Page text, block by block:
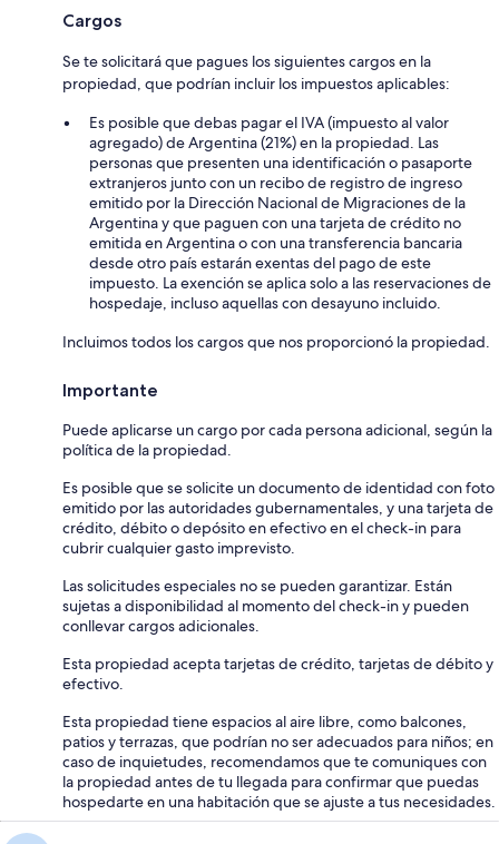
Cargos
Se te solicitará que pagues los siguientes cargos en la
propiedad, que podrían incluir los impuestos aplicables:
Es posible que debas pagar el IVA (impuesto al valor
agregado) de Argentina (21%) en la propiedad. Las
personas que presenten una identificación o pasaporte
extranjeros junto con un recibo de registro de ingreso
emitido por la Dirección Nacional de Migraciones de la
Argentina y que paguen con una tarjeta de crédito no
emitida en Argentina o con una transferencia bancaria
desde otro país estarán exentas del pago de este
impuesto. La exención se aplica solo a las reservaciones de
hospedaje, incluso aquellas con desayuno incluido.
Incluimos todos los cargos que nos proporcionó la propiedad.
Importante
Puede aplicarse un cargo por cada persona adicional, según la
política de la propiedad.
Es posible que se solicite un documento de identidad con foto
emitido por las autoridades gubernamentales, y una tarjeta de
crédito, débito o depósito en efectivo en el check-in para
cubrir cualquier gasto imprevisto.
Las solicitudes especiales no se pueden garantizar. Están
sujetas a disponibilidad al momento del check-in y pueden
conllevar cargos adicionales.
Esta propiedad acepta tarjetas de crédito, tarjetas de débito y
efectivo.
Esta propiedad tiene espacios al aire libre, como balcones,
patios y terrazas, que podrían no ser adecuados para niños; en
caso de inquietudes, recomendamos que te comuniques con
la propiedad antes de tu llegada para confirmar que puedas
hospedarte en una habitación que se ajuste a tus necesidades.